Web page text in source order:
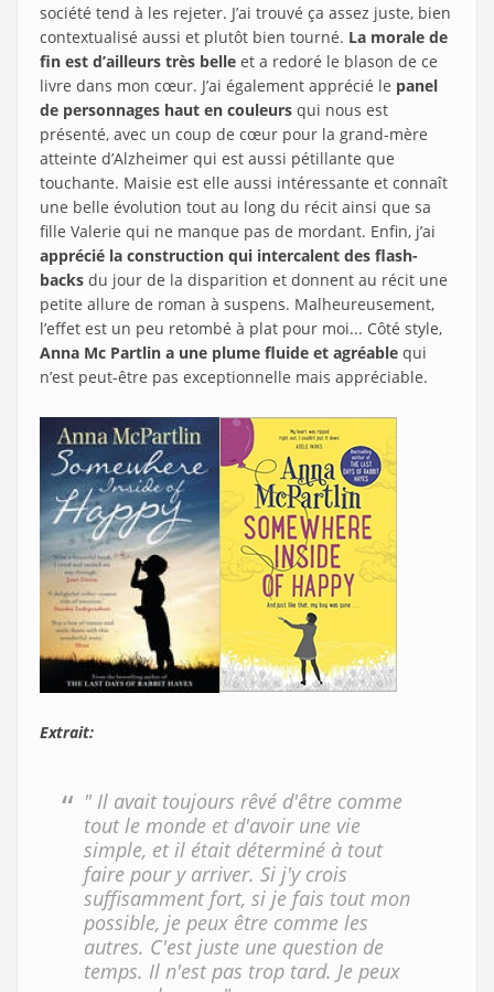
société tend à les rejeter. J’ai trouvé ça assez juste, bien
contextualisé aussi et plutôt bien tourné. La morale de
fin est d’ailleurs très belle et a redoré le blason de ce
livre dans mon cœur. J’ai également apprécié le panel
de personnages haut en couleurs qui nous est
présenté, avec un coup de cœur pour la grand-mère
atteinte d’Alzheimer qui est aussi pétillante que
touchante. Maisie est elle aussi intéressante et connaît
une belle évolution tout au long du récit ainsi que sa
fille Valerie qui ne manque pas de mordant. Enfin, j’ai
apprécié la construction qui intercalent des flash-
backs du jour de la disparition et donnent au récit une
petite allure de roman à suspens. Malheureusement,
l’effet est un peu retombé à plat pour moi... Côté style,
Anna Mc Partlin a une plume fluide et agréable qui
n’est peut-être pas exceptionnelle mais appréciable.
Extrait:
" Il avait toujours rêvé d'être comme
tout le monde et d'avoir une vie
simple, et il était déterminé à tout
faire pour y arriver. Si j'y crois
suffisamment fort, si je fais tout mon
possible, je peux être comme les
autres. C'est juste une question de
temps. Il n'est pas trop tard. Je peux